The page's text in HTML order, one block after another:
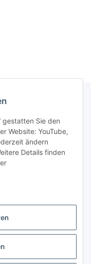
gestatten Sie den
Website: YouTube,
ändern
Details finden